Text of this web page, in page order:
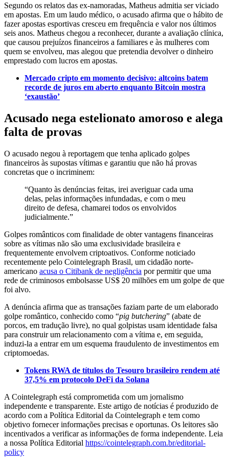
Segundo os relatos das ex-namoradas, Matheus admitia ser viciado
em apostas. Em um laudo médico, o acusado afirma que o hábito de
fazer apostas esportivas cresceu em frequência e valor nos últimos
seis anos. Matheus chegou a reconhecer, durante a avaliação clínica,
que causou prejuízos financeiros a familiares e às mulheres com
quem se envolveu, mas alegou que pretendia devolver o dinheiro
emprestado com lucros em apostas.
Mercado cripto em momento decisivo: altcoins batem
recorde de juros em aberto enquanto Bitcoin mostra
‘exaustão’
Acusado nega estelionato amoroso e alega
falta de provas
O acusado negou à reportagem que tenha aplicado golpes
financeiros às supostas vítimas e garantiu que não há provas
concretas que o incriminem:
“Quanto às denúncias feitas, irei averiguar cada uma
delas, pelas informações infundadas, e com o meu
direito de defesa, chamarei todos os envolvidos
judicialmente.”
Golpes românticos com finalidade de obter vantagens financeiras
sobre as vítimas não são uma exclusividade brasileira e
frequentemente envolvem criptoativos. Conforme noticiado
recentemente pelo Cointelegraph Brasil, um cidadão norte-
americano acusa o Citibank de negligência por permitir que uma
rede de criminosos embolsasse US$ 20 milhões em um golpe de que
foi alvo.
A denúncia afirma que as transações faziam parte de um elaborado
golpe romântico, conhecido como “pig butchering” (abate de
porcos, em tradução livre), no qual golpistas usam identidade falsa
para construir um relacionamento com a vítima e, em seguida,
induzi-la a entrar em um esquema fraudulento de investimentos em
criptomoedas.
Tokens RWA de títulos do Tesouro brasileiro rendem até
37,5% em protocolo DeFi da Solana
A Cointelegraph está comprometida com um jornalismo
independente e transparente. Este artigo de notícias é produzido de
acordo com a Política Editorial da Cointelegraph e tem como
objetivo fornecer informações precisas e oportunas. Os leitores são
incentivados a verificar as informações de forma independente. Leia
a nossa Política Editorial https://cointelegraph.com.br/editorial-
policy